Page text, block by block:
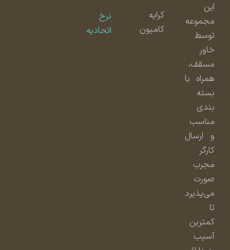
مجموعه
توسط
مسقف،
همراه با
بسته
بندی
مناسب
و ارسال
مجرب
صورت
می‌پذیرد
کمترین
آسیب
کامیون
اتحادیه